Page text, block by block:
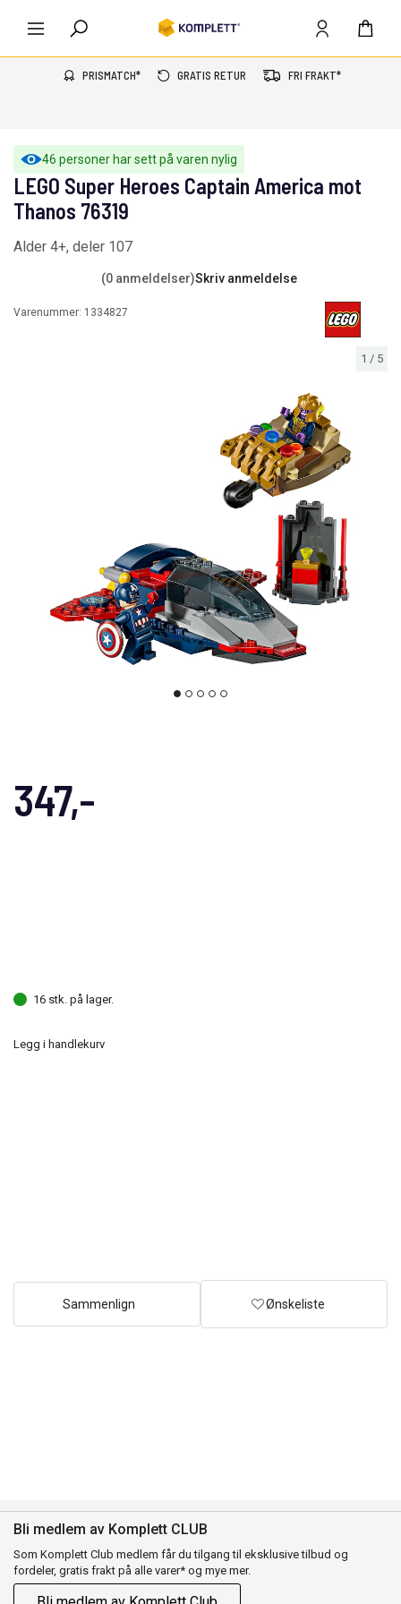
PRISMATCH* GRATIS RETUR FRI FRAKT*
46 personer har sett på varen nylig
1 / 5
LEGO Super Heroes Captain America mot
Thanos 76319
Alder 4+, deler 107
(0 anmeldelser)Skriv anmeldelse
Varenummer: 1334827
347,-
16 stk. på lager.
Legg i handlekurv
Sammenlign Ønskeliste
Bli medlem av Komplett CLUB
Som Komplett Club medlem får du tilgang til eksklusive tilbud og
fordeler, gratis frakt på alle varer* og mye mer.